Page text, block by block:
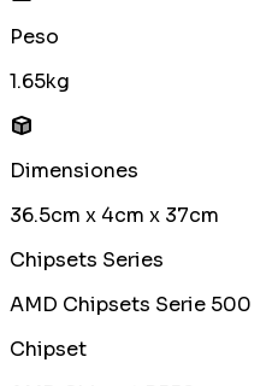
Peso
1.65kg
Dimensiones
36.5cm x 4cm x 37cm
Chipsets Series
AMD Chipsets Serie 500
Chipset